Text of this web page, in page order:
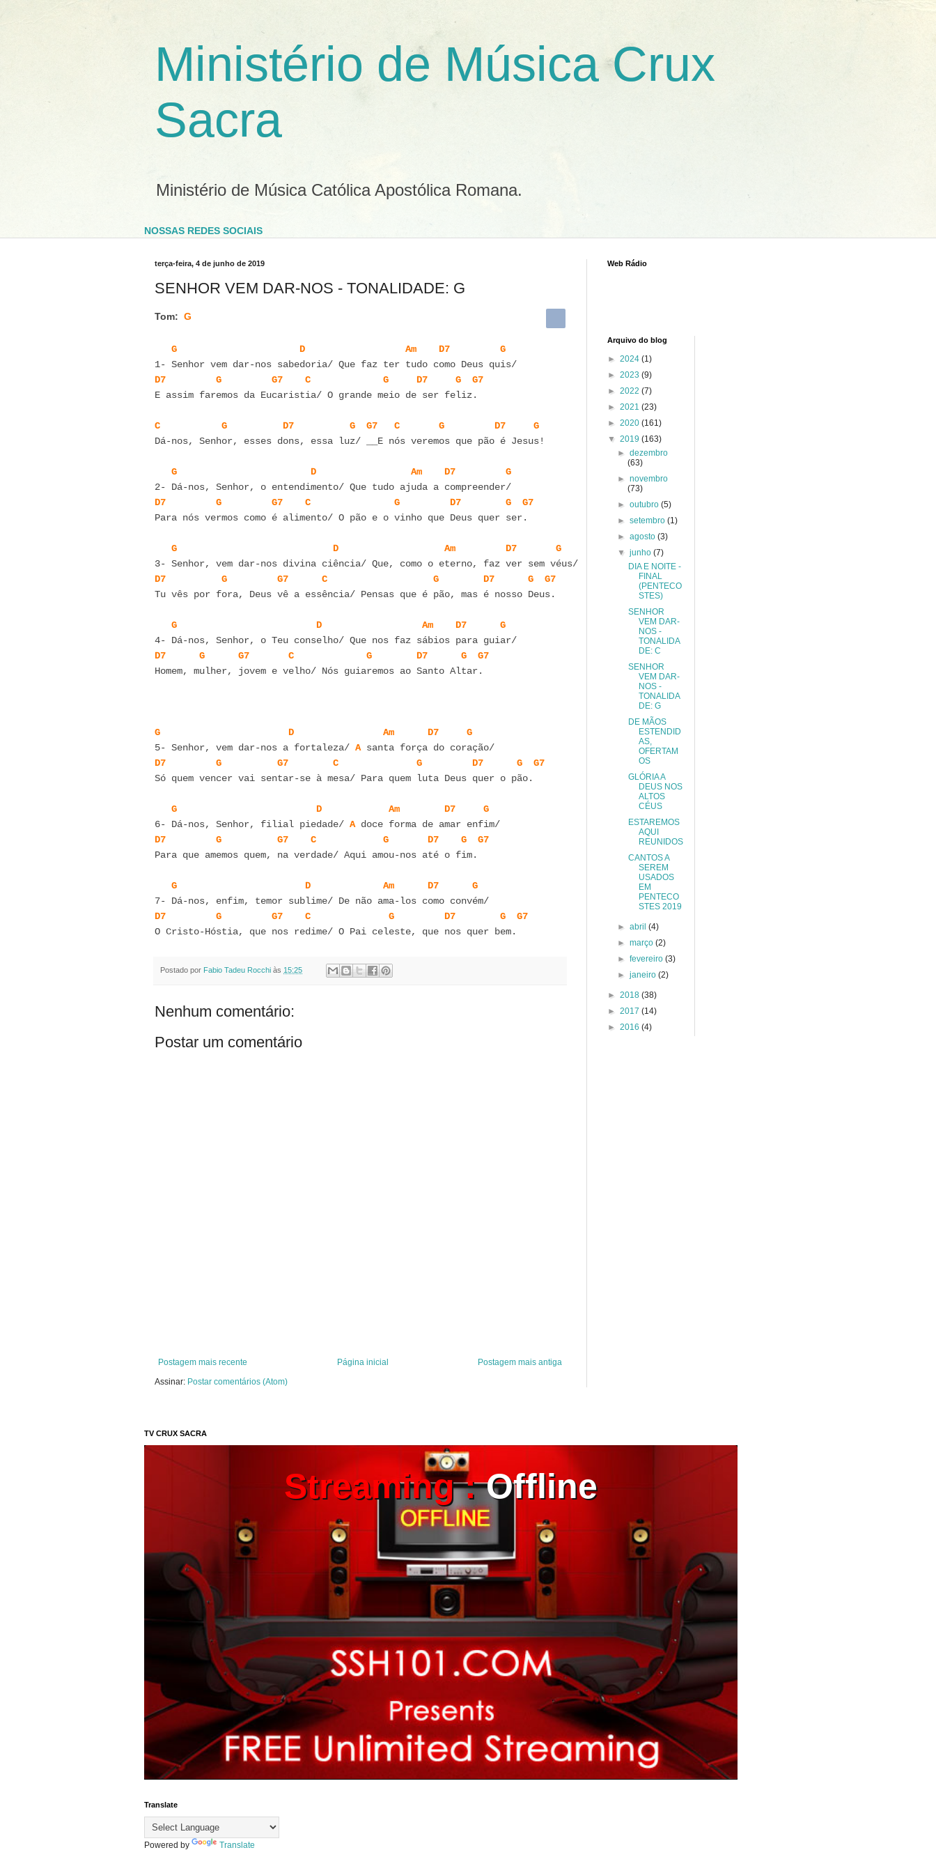
Ministério de Música Crux
Sacra
Ministério de Música Católica Apostólica Romana.
NOSSAS REDES SOCIAIS
terça-feira, 4 de junho de 2019
SENHOR VEM DAR-NOS - TONALIDADE: G
Tom: G
G D Am D7
G
D7
G G7 C G D7 G
G7
E assim faremos da Eucaristia/ O grande meio de ser feliz.
C G D7 G G7 C G D7
G
Dá-nos, Senhor, esses dons, essa luz/ __E nós veremos que pão é Jesus!
G D Am D7
G
D7
G G7 C G D7 G
G7
Para nós vermos como é alimento/ O pão e o vinho que Deus quer ser.
G D Am D7
G
D7
G G7 C G D7 G
G7
Tu vês por fora, Deus vê a essência/ Pensas que é pão, mas é nosso Deus.
G D Am D7
G
D7
G G7 C G D7 G
G7
Homem, mulher, jovem e velho/ Nós guiaremos ao Santo Altar.
G D Am D7
G
5- Senhor, vem dar-nos a fortaleza/ A
D7
G G7 C G D7 G
G7
Só quem vencer vai sentar-se à mesa/ Para quem luta Deus quer o pão.
G D Am D7
G
6- Dá-nos, Senhor, filial piedade/ A
D7
G G7 C G D7 G
G7
Para que amemos quem, na verdade/ Aqui amou-nos até o fim.
G D Am D7
G
D7
G G7 C G D7 G
G7
O Cristo-Hóstia, que nos redime/ O Pai celeste, que nos quer bem.
Postado por Fabio Tadeu Rocchi às 15:25
Nenhum comentário:
Postar um comentário
Postagem mais recente Postagem mais antiga
Página inicial
Assinar: Postar comentários (Atom)
Web Rádio
Arquivo do blog
► 2024 (1)
► 2023 (9)
► 2022 (7)
► 2021 (23)
► 2020 (161)
▼ 2019 (163)
►dezembro
(63)
►novembro
(73)
►outubro(5)
►setembro(1)
►agosto(3)
▼junho(7)
DIA E NOITE -
FINAL
(PENTECO
STES)
SENHOR
VEM DAR-
NOS -
TONALIDA
DE: C
SENHOR
VEM DAR-
NOS -
TONALIDA
DE: G
DE MÃOS
ESTENDID
AS,
OFERTAM
OS
GLÓRIA A
DEUS NOS
ALTOS
CÉUS
ESTAREMOS
AQUI
REUNIDOS
CANTOS A
SEREM
USADOS
EM
PENTECO
STES 2019
►abril(4)
►março(2)
►fevereiro(3)
►janeiro(2)
► 2018 (38)
► 2017 (14)
► 2016 (4)
TV CRUX SACRA
Translate
Powered by Translate